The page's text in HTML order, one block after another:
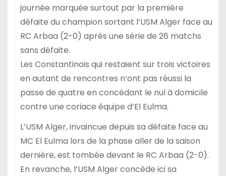
journée marquée surtout par la première
défaite du champion sortant l’USM Alger face au
RC Arbaa (2-0) après une série de 26 matchs
sans défaite.
Les Constantinois qui restaient sur trois victoires
en autant de rencontres n’ont pas réussi la
passe de quatre en concédant le nul à domicile
contre une coriace équipe d’El Eulma.
L’USM Alger, invaincue depuis sa défaite face au
MC El Eulma lors de la phase aller de la saison
dernière, est tombée devant le RC Arbaa (2-0).
En revanche, l’USM Alger concède ici sa